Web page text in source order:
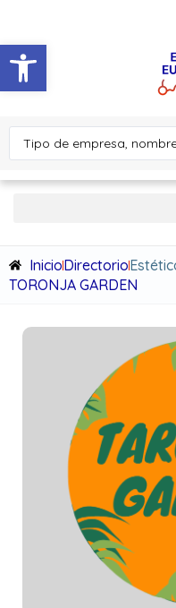
Abrir barra de
InicioDirectorio
TORONJA GARDEN